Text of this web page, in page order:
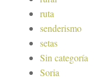
ruta
senderismo
setas
Sin categoría
Soria